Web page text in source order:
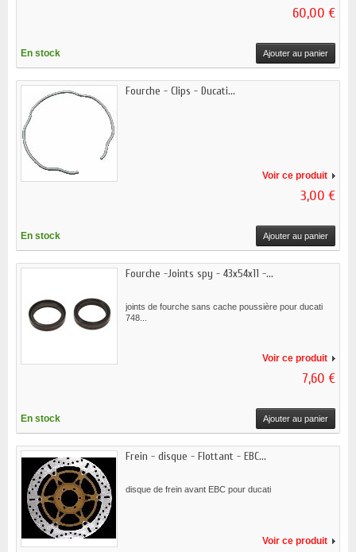
60,00 €
En stock Ajouter au panier
Fourche - Clips - Ducati...
Voir ce produit
3,00 €
En stock Ajouter au panier
Fourche -Joints spy - 43x54x11 -...
joints de fourche sans cache poussière pour ducati
748...
Voir ce produit
7,60 €
En stock Ajouter au panier
Frein - disque - Flottant - EBC...
disque de frein avant EBC pour ducati
Voir ce produit